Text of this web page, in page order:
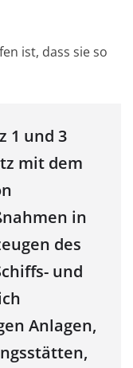
ist, dass sie so
1 und 3
mit dem
in
des
und
Anlagen,